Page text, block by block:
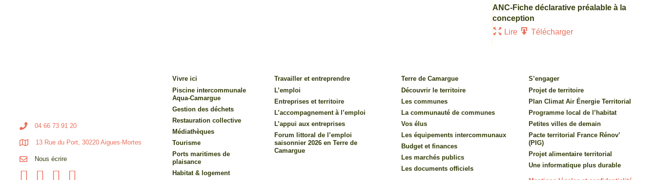
ANC-Fiche déclarative préalable à la
conception
Lire
Télécharger
04 66 73 91 20
13 Rue du Port, 30220 Aigues-Mortes
Nous écrire
Vivre ici
Piscine intercommunale
Aqua-Camargue
Gestion des déchets
Restauration collective
Médiathèques
Tourisme
Ports maritimes de
plaisance
Habitat & logement
Travailler et entreprendre
L’emploi
Entreprises et territoire
L’accompagnement à l’emploi
L’appui aux entreprises
Forum littoral de l’emploi
saisonnier 2026 en Terre de
Camargue
Terre de Camargue
Découvrir le territoire
Les communes
La communauté de communes
Vos élus
Les équipements intercommunaux
Budget et finances
Les marchés publics
Les documents officiels
S’engager
Projet de territoire
Plan Climat Air Énergie Territorial
Programme local de l’habitat
Petites villes de demain
Pacte territorial France Rénov’
(PIG)
Projet alimentaire territorial
Une informatique plus durable